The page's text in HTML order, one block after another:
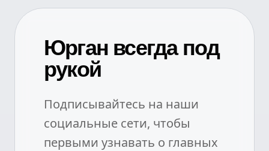
Юрган всегда под
рукой
Подписывайтесь на наши
социальные сети, чтобы
первыми узнавать о главных